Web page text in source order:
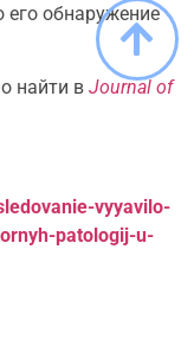
его обнаружение
найти в Journal of
vyyavilo-
patologij-u-